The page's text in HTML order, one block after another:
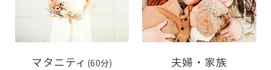
マタニティ (60分) 夫婦・家族